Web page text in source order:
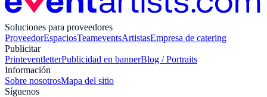
Soluciones para proveedores
ProveedorEspaciosTeameventsArtistasEmpresa de catering
Publicitar
PrinteventletterPublicidad en bannerBlog / Portraits
Información
Sobre nosotrosMapa del sitio
Síguenos